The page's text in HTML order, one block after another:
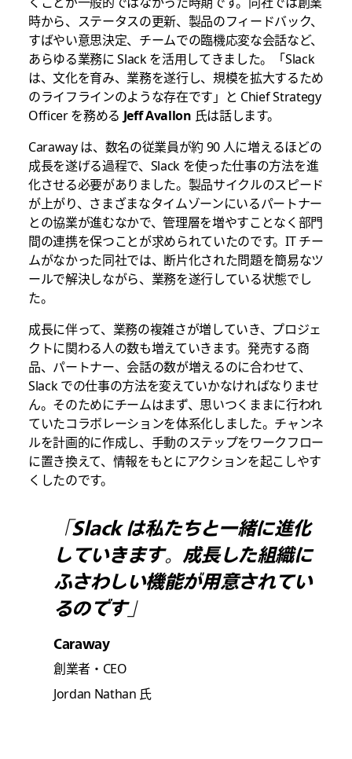
時から、ステータスの更新、製品のフィードバック、
すばやい意思決定、チームでの臨機応変な会話など、
あらゆる業務に Slack を活用してきました。「Slack
は、文化を育み、業務を遂行し、規模を拡大するため
のライフラインのような存在です」と Chief Strategy
Officer を務める Jeff Avallon 氏は話します。
Caraway は、数名の従業員が約 90 人に増えるほどの
成長を遂げる過程で、Slack を使った仕事の方法を進
化させる必要がありました。製品サイクルのスピード
が上がり、さまざまなタイムゾーンにいるパートナー
との協業が進むなかで、管理層を増やすことなく部門
間の連携を保つことが求められていたのです。IT チー
ムがなかった同社では、断片化された問題を簡易なツ
ールで解決しながら、業務を遂行している状態でし
た。
成長に伴って、業務の複雑さが増していき、プロジェ
クトに関わる人の数も増えていきます。発売する商
品、パートナー、会話の数が増えるのに合わせて、
Slack での仕事の方法を変えていかなければなりませ
ん。そのためにチームはまず、思いつくままに行われ
ていたコラボレーションを体系化しました。チャンネ
ルを計画的に作成し、手動のステップをワークフロー
に置き換えて、情報をもとにアクションを起こしやす
くしたのです。
「Slack は私たちと一緒に進化
していきます。成長した組織に
ふさわしい機能が用意されてい
るのです」
Caraway
創業者・CEO
Jordan Nathan 氏